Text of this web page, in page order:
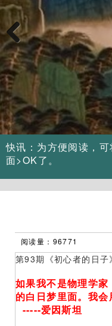
Previous
快讯：为方便阅读，
面>OK了。
阅读量：96771
第93期《初心者的日子》
如果我不是物理学
的白日梦里面。我会
-----爱因斯坦